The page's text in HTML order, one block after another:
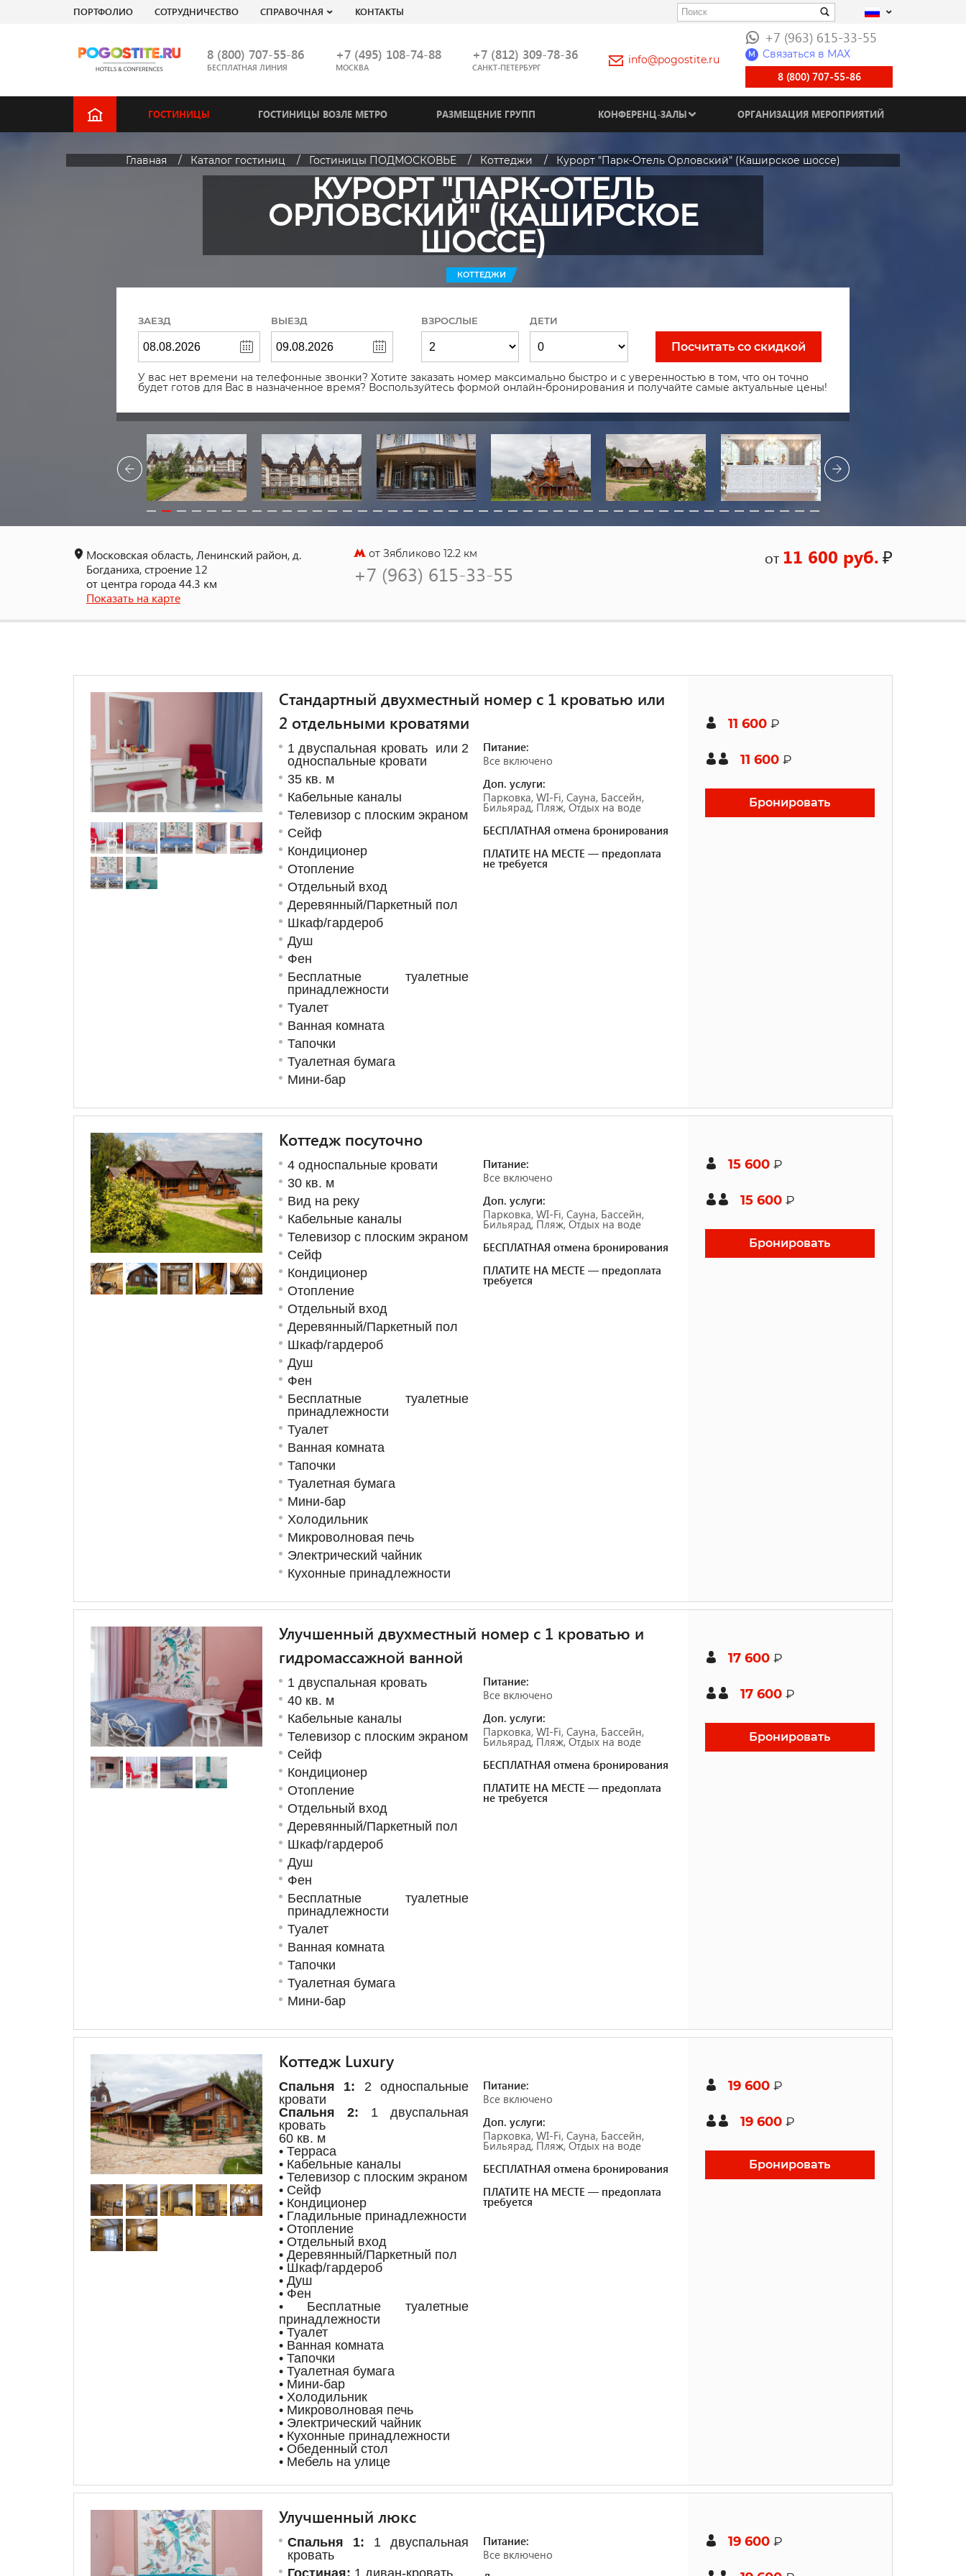
ПОРТФОЛИО СОТРУДНИЧЕСТВО СПРАВОЧНАЯ КОНТАКТЫ
8 (800) 707-55-86
БЕСПЛАТНАЯ ЛИНИЯ
+7 (495) 108-74-88
МОСКВА
+7 (812) 309-78-36
САНКТ-ПЕТЕРБУРГ
info@pogostite.ru
+7 (963) 615-33-55
M Связаться в МАХ
8 (800) 707-55-86
ГОСТИНИЦЫ ГОСТИНИЦЫ ВОЗЛЕ МЕТРО РАЗМЕЩЕНИЕ ГРУПП КОНФЕРЕНЦ-ЗАЛЫ ОРГАНИЗАЦИЯ МЕРОПРИЯТИЙ
Главная Каталог гостиниц Гостиницы ПОДМОСКОВЬЕ Коттеджи Курорт "Парк-Отель Орловский" (Каширское шоссе)
КУРОРТ "ПАРК-ОТЕЛЬ
ОРЛОВСКИЙ" (КАШИРСКОЕ
ШОССЕ)
КОТТЕДЖИ
ЗАЕЗД ВЫЕЗД ВЗРОСЛЫЕ ДЕТИ
Посчитать со скидкой
У вас нет времени на телефонные звонки? Хотите заказать номер максимально быстро и с уверенностью в том, что он точно
будет готов для Вас в назначенное время? Воспользуйтесь формой онлайн-бронирования и получайте самые актуальные цены!
Московская область, Ленинский район, д.
Богданиха, строение 12
от центра города 44.3 км
Показать на карте
от Зябликово 12.2 км
+7 (963) 615-33-55
от 11 600 руб.₽
Стандартный двухместный номер с 1 кроватью или
2 отдельными кроватями
1 двуспальная кровать или 2
односпальные кровати
35 кв. м
Кабельные каналы
Телевизор с плоским экраном
Сейф
Кондиционер
Отопление
Отдельный вход
Деревянный/Паркетный пол
Шкаф/гардероб
Душ
Фен
Бесплатные туалетные
принадлежности
Туалет
Ванная комната
Тапочки
Туалетная бумага
Мини-бар
Питание:
Все включено
Доп. услуги:
Парковка, WI-Fi, Сауна, Бассейн,
Бильярад, Пляж, Отдых на воде
БЕСПЛАТНАЯ отмена бронирования
ПЛАТИТЕ НА МЕСТЕ — предоплата
не требуется
11 600 ₽
11 600 ₽
Бронировать
Коттедж посуточно
4 односпальные кровати
30 кв. м
Вид на реку
Кабельные каналы
Телевизор с плоским экраном
Сейф
Кондиционер
Отопление
Отдельный вход
Деревянный/Паркетный пол
Шкаф/гардероб
Душ
Фен
Бесплатные туалетные
принадлежности
Туалет
Ванная комната
Тапочки
Туалетная бумага
Мини-бар
Холодильник
Микроволновая печь
Электрический чайник
Кухонные принадлежности
Питание:
Все включено
Доп. услуги:
Парковка, WI-Fi, Сауна, Бассейн,
Бильярад, Пляж, Отдых на воде
БЕСПЛАТНАЯ отмена бронирования
ПЛАТИТЕ НА МЕСТЕ — предоплата
требуется
15 600 ₽
15 600 ₽
Бронировать
Улучшенный двухместный номер с 1 кроватью и
гидромассажной ванной
1 двуспальная кровать
40 кв. м
Кабельные каналы
Телевизор с плоским экраном
Сейф
Кондиционер
Отопление
Отдельный вход
Деревянный/Паркетный пол
Шкаф/гардероб
Душ
Фен
Бесплатные туалетные
принадлежности
Туалет
Ванная комната
Тапочки
Туалетная бумага
Мини-бар
Питание:
Все включено
Доп. услуги:
Парковка, WI-Fi, Сауна, Бассейн,
Бильярад, Пляж, Отдых на воде
БЕСПЛАТНАЯ отмена бронирования
ПЛАТИТЕ НА МЕСТЕ — предоплата
не требуется
17 600 ₽
17 600 ₽
Бронировать
Коттедж Luxury
Спальня 1: 2 односпальные
кровати
Спальня 2: 1 двуспальная
кровать
60 кв. м
• Терраса
• Кабельные каналы
• Телевизор с плоским экраном
• Сейф
• Кондиционер
• Гладильные принадлежности
• Отопление
• Отдельный вход
• Деревянный/Паркетный пол
• Шкаф/гардероб
• Душ
• Фен
• Бесплатные туалетные
принадлежности
• Туалет
• Ванная комната
• Тапочки
• Туалетная бумага
• Мини-бар
• Холодильник
• Микроволновая печь
• Электрический чайник
• Кухонные принадлежности
• Обеденный стол
• Мебель на улице
Питание:
Все включено
Доп. услуги:
Парковка, WI-Fi, Сауна, Бассейн,
Бильярад, Пляж, Отдых на воде
БЕСПЛАТНАЯ отмена бронирования
ПЛАТИТЕ НА МЕСТЕ — предоплата
требуется
19 600 ₽
19 600 ₽
Бронировать
Улучшенный люкс
Спальня 1: 1 двуспальная
кровать
Гостиная: 1 диван-кровать
Питание:
Все включено
19 600 ₽